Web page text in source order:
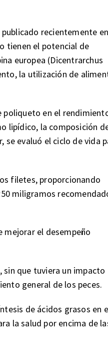
recientemente
tienen el potencial de
europea (Dicentrarchus
la utilización de
poliqueto en el
lipídico, la composición
evaluó el ciclo de vida
filetes, proporcionando
miligramos
el desempeño
que tuviera un impacto
general de los peces.
de ácidos grasos en
la salud por encima de